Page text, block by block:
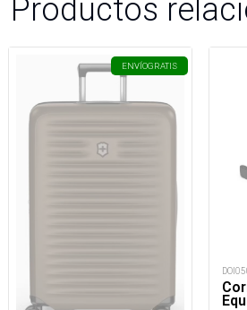
Productos
ENVÍOGRATIS